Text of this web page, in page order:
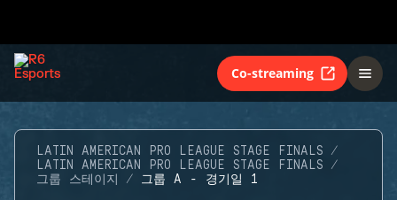
Co-streaming
LATIN AMERICAN PRO LEAGUE STAGE FINALS
LATIN AMERICAN PRO LEAGUE STAGE FINALS
그룹 스테이지
그룹 A - 경기일 1